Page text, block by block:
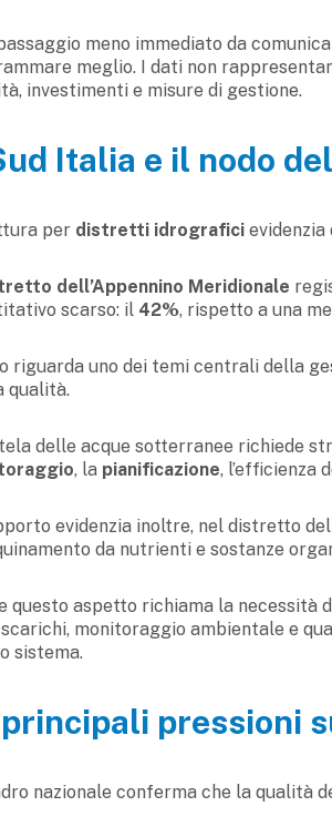
meno immediato da
meglio. I dati non
investimenti e misure di gestione.
Italia e il nodo
per distretti idrografici
dell’Appennino Meridionale
scarso: il 42%, rispetto a una
riguarda uno dei temi centrali della
qualità.
delle acque sotterranee richiede
, la pianificazione, l’efficienza
evidenzia inoltre, nel distretto
da nutrienti e sostanze
questo aspetto richiama la necessità
monitoraggio ambientale e
sistema.
pressioni
nazionale conferma che la qualità